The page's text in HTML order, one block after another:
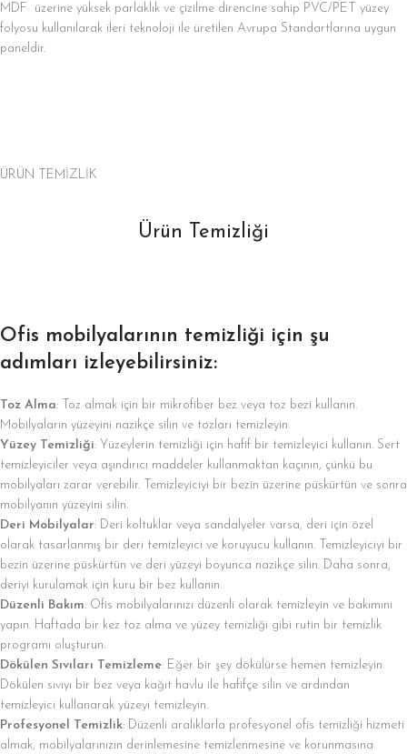
MDF üzerine yüksek parlaklık ve çizilme direncine sahip PVC/PET yüzey
folyosu kullanılarak ileri teknoloji ile üretilen Avrupa Standartlarına uygun
paneldir.
ÜRÜN TEMİZLİK
Ürün Temizliği
Ofis mobilyalarının temizliği için şu
adımları izleyebilirsiniz:
Toz Alma: Toz almak için bir mikrofiber bez veya toz bezi kullanın.
Mobilyaların yüzeyini nazikçe silin ve tozları temizleyin.
Yüzey Temizliği: Yüzeylerin temizliği için hafif bir temizleyici kullanın. Sert
temizleyiciler veya aşındırıcı maddeler kullanmaktan kaçının, çünkü bu
mobilyaları zarar verebilir. Temizleyiciyi bir bezin üzerine püskürtün ve sonra
mobilyanın yüzeyini silin.
Deri Mobilyalar: Deri koltuklar veya sandalyeler varsa, deri için özel
olarak tasarlanmış bir deri temizleyici ve koruyucu kullanın. Temizleyiciyi bir
bezin üzerine püskürtün ve deri yüzeyi boyunca nazikçe silin. Daha sonra,
deriyi kurulamak için kuru bir bez kullanın.
Düzenli Bakım: Ofis mobilyalarınızı düzenli olarak temizleyin ve bakımını
yapın. Haftada bir kez toz alma ve yüzey temizliği gibi rutin bir temizlik
programı oluşturun.
Dökülen Sıvıları Temizleme: Eğer bir şey dökülürse hemen temizleyin.
Dökülen sıvıyı bir bez veya kağıt havlu ile hafifçe silin ve ardından
temizleyici kullanarak yüzeyi temizleyin.
Profesyonel Temizlik: Düzenli aralıklarla profesyonel ofis temizliği hizmeti
almak, mobilyalarınızın derinlemesine temizlenmesine ve korunmasına